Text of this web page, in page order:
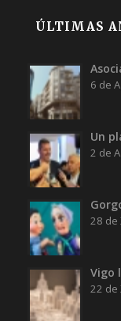
ÚLTIMAS
6 de
Un
2 de
28 de
Vigo
22 de